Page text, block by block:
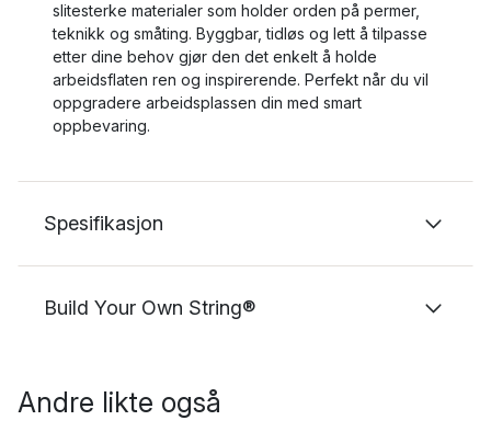
slitesterke materialer som holder orden på permer,
teknikk og småting. Byggbar, tidløs og lett å tilpasse
etter dine behov gjør den det enkelt å holde
arbeidsflaten ren og inspirerende. Perfekt når du vil
oppgradere arbeidsplassen din med smart
oppbevaring.
Spesifikasjon
Build Your Own String®
Andre likte også